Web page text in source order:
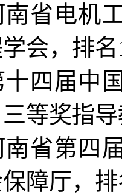
南省电机
会，排名
十四届中
等奖指
南省第四
障厅，